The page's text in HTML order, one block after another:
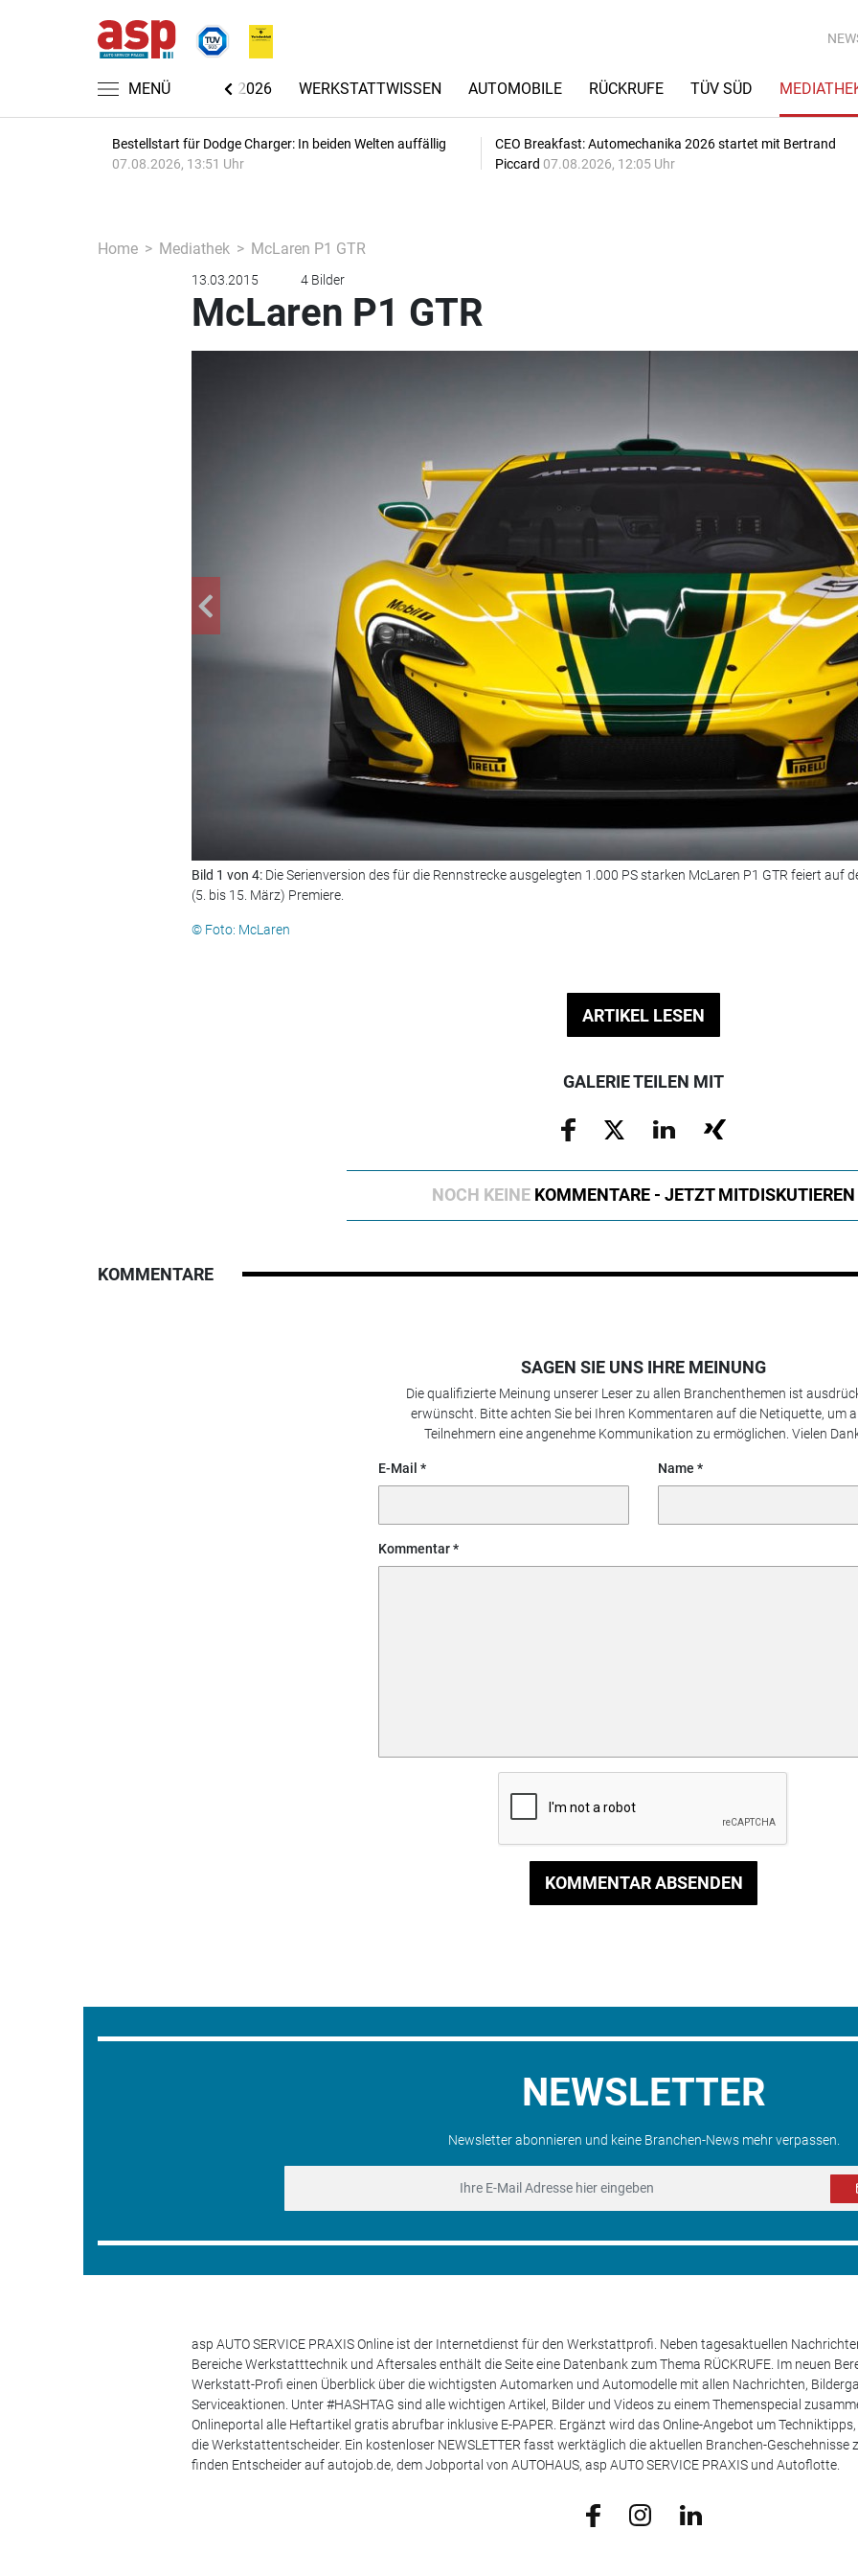
MENÜ
AUTOMECHANIKA 2026 WERKSTATTWISSEN AUTOMOBILE RÜCKRUFE TÜV SÜD
Bestellstart für Dodge Charger: In beiden Welten auffällig
07.08.2026, 13:51 Uhr
CEO Breakfast: Automechanika 2026 startet mit Bertrand
Piccard 07.08.2026, 12:05 Uhr
Home Mediathek McLaren P1 GTR
13.03.2015 4 Bilder
McLaren P1 GTR
Bild 1 von 4: Die Serienversion des für die Rennstrecke ausgelegten 1.000 PS starken McLaren P1 GTR feiert auf
(5. bis 15. März) Premiere.
© Foto: McLaren
ARTIKEL LESEN
GALERIE TEILEN MIT
NOCH KEINE KOMMENTARE - JETZT MITDISKUTIEREN
KOMMENTARE
SAGEN SIE UNS IHRE MEINUNG
Die qualifizierte Meinung unserer Leser zu allen Branchenthemen ist
erwünscht. Bitte achten Sie bei Ihren Kommentaren auf die Netiquette, um
Teilnehmern eine angenehme Kommunikation zu ermöglichen. Vielen
E-Mail Name
Kommentar
KOMMENTAR ABSENDEN
NEWSLETTER
Newsletter abonnieren und keine Branchen-News mehr verpassen.
asp AUTO SERVICE PRAXIS Online ist der Internetdienst für den Werkstattprofi. Neben tagesaktuellen
Bereiche Werkstatttechnik und Aftersales enthält die Seite eine Datenbank zum Thema RÜCKRUFE. Im neuen
Werkstatt-Profi einen Überblick über die wichtigsten Automarken und Automodelle mit allen Nachrichten,
Serviceaktionen. Unter #HASHTAG sind alle wichtigen Artikel, Bilder und Videos zu einem Themenspecial
Onlineportal alle Heftartikel gratis abrufbar inklusive E-PAPER. Ergänzt wird das Online-Angebot um
die Werkstattentscheider. Ein kostenloser NEWSLETTER fasst werktäglich die aktuellen Branchen-Geschehnisse
finden Entscheider auf autojob.de, dem Jobportal von AUTOHAUS, asp AUTO SERVICE PRAXIS und Autoflotte.